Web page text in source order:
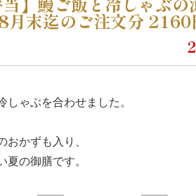
末迄のご注文分 2160
しゃぶを合わせました。
おかずも入り、
夏の御膳です。